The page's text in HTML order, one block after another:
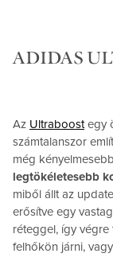
ADIDAS
Az Ultraboostegy
számtalanszor
még
legtökéletesebb
miből állt az
erősítve egy
réteggel, így végre
felhőkön járni,